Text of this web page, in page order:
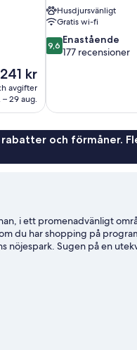
kr
kr
avgifter
– 29 aug.
Husdjursvänligt
Gratis wi-fi
9.6
av
9,6 Enastående
177 recensioner
och förmåner.
i ett promenadvänligt
du har shopping på
nöjespark. Sugen på en
vattenaktiviteter som bad.